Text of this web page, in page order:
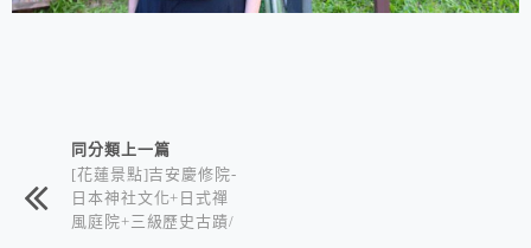
相連文章同分類上一篇
[花蓮景點]吉安慶修院-
日本神社文化+日式禪
風庭院+三級歷史古蹟/